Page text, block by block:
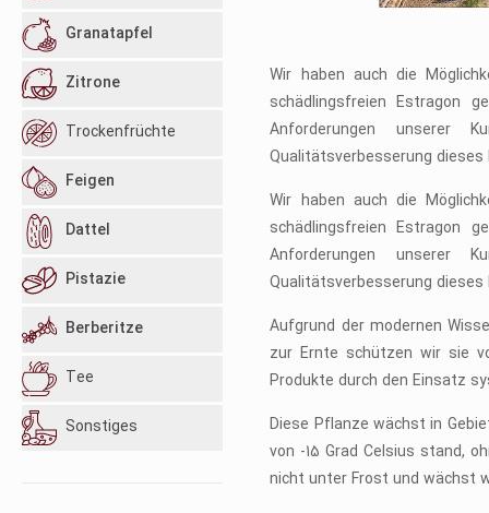
Wir haben auch die
schädlingsfreien Estragon
Anforderungen unserer
Qualitätsverbesserung dieses
Wir haben auch die
schädlingsfreien Estragon
Anforderungen unserer
Qualitätsverbesserung dieses
Aufgrund der modernen
zur Ernte schützen wir sie
Produkte durch den Einsatz
Diese Pflanze wächst in
von -15 Grad Celsius stand,
nicht unter Frost und wächst
Granatapfel
Zitrone
Trockenfrüchte
Feigen
Dattel
Pistazie
Berberitze
Tee
Sonstiges